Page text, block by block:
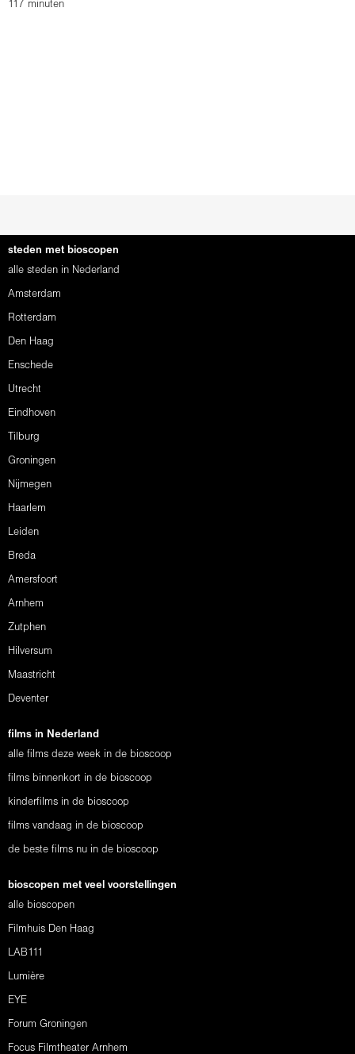
117 minuten
steden met bioscopen
alle steden in Nederland
Amsterdam
Rotterdam
Den Haag
Enschede
Utrecht
Eindhoven
Tilburg
Groningen
Nijmegen
Haarlem
Leiden
Breda
Amersfoort
Arnhem
Zutphen
Hilversum
Maastricht
Deventer
films in Nederland
alle films deze week in de bioscoop
films binnenkort in de bioscoop
kinderfilms in de bioscoop
films vandaag in de bioscoop
de beste films nu in de bioscoop
bioscopen met veel voorstellingen
alle bioscopen
Filmhuis Den Haag
LAB111
Lumière
EYE
Forum Groningen
Focus Filmtheater Arnhem